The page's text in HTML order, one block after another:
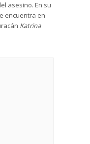
asesino. En su
encuentra en
Katrina